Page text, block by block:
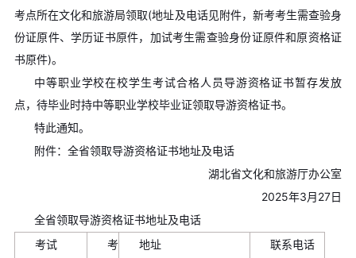
考点所在文化和旅游局领取(地址及电话见附件，新考考生需查验身
份证原件、学历证书原件，加试考生需查验身份证原件和原资格证
书原件)。
中等职业学校在校学生考试合格人员导游资格证书暂存发放
点，待毕业时持中等职业学校毕业证领取导游资格证书。
特此通知。
附件：全省领取导游资格证书地址及电话
湖北省文化和旅游厅办公室
2025年3月27日
全省领取导游资格证书地址及电话
考试
考
地址 联系电话